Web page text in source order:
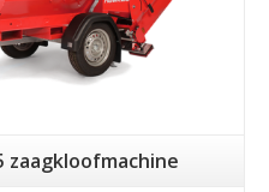
zaagkloofmachine